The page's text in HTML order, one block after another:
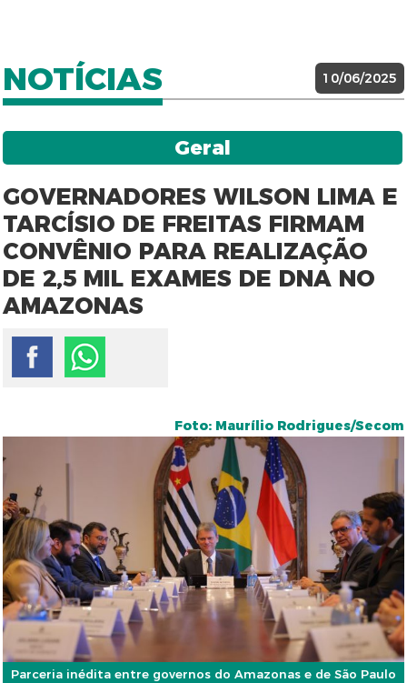
NOTÍCIAS 10/06/2025
Geral
GOVERNADORES WILSON LIMA E
TARCÍSIO DE FREITAS FIRMAM
CONVÊNIO PARA REALIZAÇÃO
DE 2,5 MIL EXAMES DE DNA NO
AMAZONAS
Foto: Maurílio Rodrigues/Secom
Parceria inédita entre governos do Amazonas e de São Paulo